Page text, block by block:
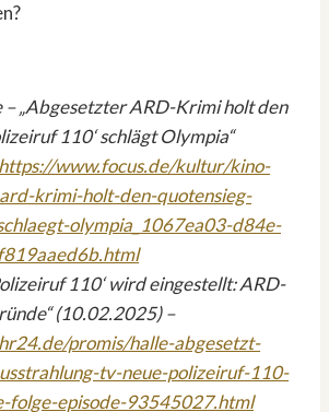
– „Abgesetzter ARD-Krimi holt den
110‘ schlägt Olympia“
https://www.focus.de/kultur/kino-
krimi-holt-den-quotensieg-
olympia_1067ea03-d84e-
110‘ wird eingestellt: ARD-
(10.02.2025) –
promis/halle-abgesetzt-
tv-neue-polizeiruf-110-
folge-episode-93545027.html